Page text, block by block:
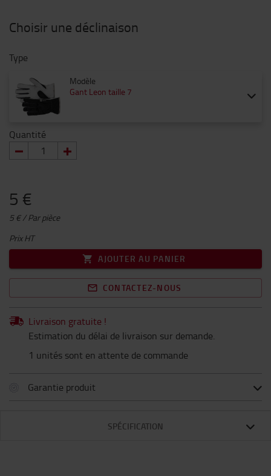
Choisir une déclinaison
Type
Modèle
Gant Leon taille 7
Quantité
5 €
5 € / Par pièce
Prix HT
AJOUTER AU PANIER
CONTACTEZ-NOUS
Livraison gratuite !
Estimation du délai de livraison sur demande.
1 unités sont en attente de commande
Garantie produit
SPÉCIFICATION